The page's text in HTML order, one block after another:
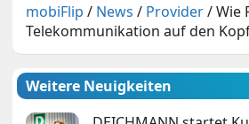
mobiFlip / News / Provider/Wie
Telekommunikation auf den
Weitere Neuigkeiten